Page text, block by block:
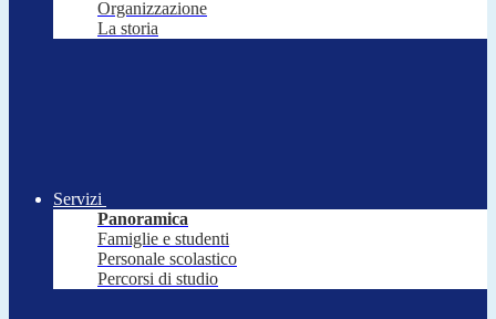
Organizzazione
La storia
Servizi
Panoramica
Famiglie e studenti
Personale scolastico
Percorsi di studio